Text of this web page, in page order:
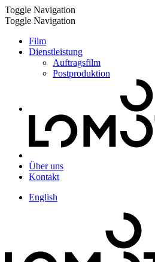
Toggle Navigation
Toggle Navigation
Film
Dienstleistung
Auftragsfilm
Postproduktion
Über uns
Kontakt
English